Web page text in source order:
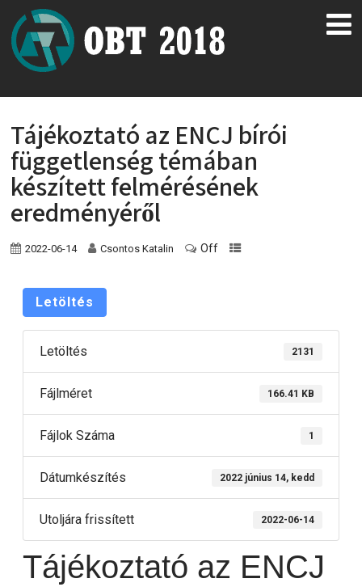
Tájékoztató az ENCJ bírói
függetlenség témában
készített felmérésének
eredményéről
2022-06-14 Csontos Katalin Off
Letöltés
Letöltés 2131
Fájlméret 166.41 KB
Fájlok Száma 1
Dátumkészítés 2022 június 14, kedd
Utoljára frissített 2022-06-14
Tájékoztató az ENCJ